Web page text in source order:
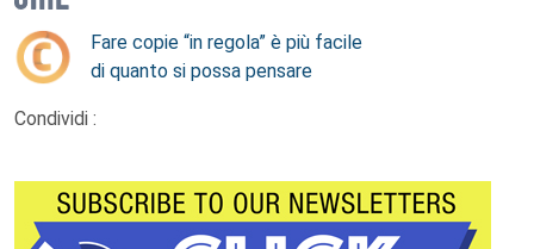
Fare copie “in regola” è più facile
di quanto si possa pensare
Condividi :